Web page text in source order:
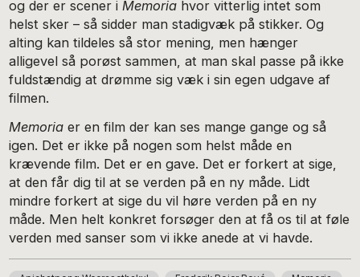
og der er scener i Memoria hvor vitterlig intet som
helst sker – så sidder man stadigvæk på stikker. Og
alting kan tildeles så stor mening, men hænger
alligevel så porøst sammen, at man skal passe på ikke
fuldstændig at drømme sig væk i sin egen udgave af
filmen.
Memoria er en film der kan ses mange gange og så
igen. Det er ikke på nogen som helst måde en
krævende film. Det er en gave. Det er forkert at sige,
at den får dig til at se verden på en ny måde. Lidt
mindre forkert at sige du vil høre verden på en ny
måde. Men helt konkret forsøger den at få os til at føle
verden med sanser som vi ikke anede at vi havde.